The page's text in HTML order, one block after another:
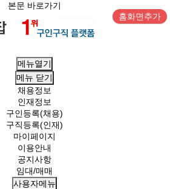
본문 바로가기
홈화면추가
메뉴열기
메뉴 닫기
채용정보
인재정보
구인등록(채용)
구직등록(인재)
마이페이지
이용안내
공지사항
임대/매매
사용자메뉴